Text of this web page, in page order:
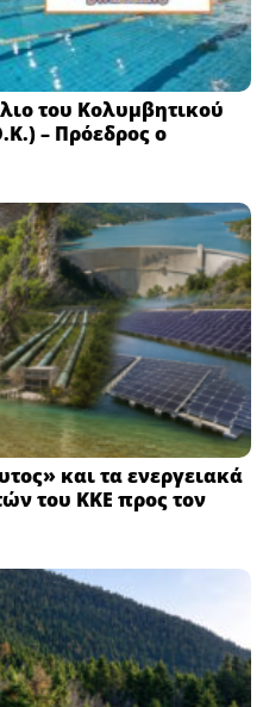
του Κολυμβητικού
– Πρόεδρος ο
και τα ενεργειακά
του ΚΚΕ προς τον